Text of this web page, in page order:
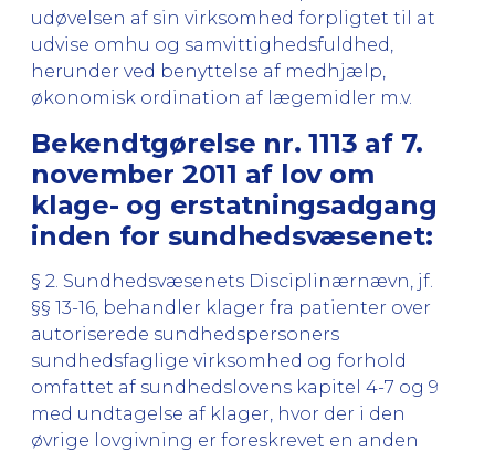
udøvelsen af sin virksomhed forpligtet til at
udvise omhu og samvittighedsfuldhed,
herunder ved benyttelse af medhjælp,
økonomisk ordination af lægemidler m.v.
Bekendtgørelse nr. 1113 af 7.
november 2011 af lov om
klage- og erstatningsadgang
inden for sundhedsvæsenet:
§ 2. Sundhedsvæsenets Disciplinærnævn, jf.
§§ 13-16, behandler klager fra patienter over
autoriserede sundhedspersoners
sundhedsfaglige virksomhed og forhold
omfattet af sundhedslovens kapitel 4-7 og 9
med undtagelse af klager, hvor der i den
øvrige lovgivning er foreskrevet en anden